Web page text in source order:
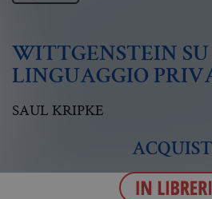
WITTGENSTEIN SU
LINGUAGGIO
SAUL KRIPKE